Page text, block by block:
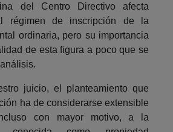
del Centro Directivo afecta
régimen de inscripción de la
ordinaria, pero su importancia
de esta figura a poco que se
juicio, el planteamiento que
ha de considerarse extensible
con mayor motivo, a la